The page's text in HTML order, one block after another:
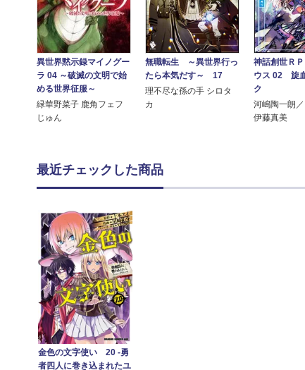
異世界黙示録マイノグー
ラ 04 ～破滅の文明で始
める世界征服～
緑華野菜子 鹿角フェフ
じゅん
無職転生 ～異世界行っ
たら本気だす～ 17
理不尽な孫の手 シロタ
カ
神話創世Ｒ
ウス 02 旋
ク
河嶋陶一朗
伊藤真美
最近チェックした商品
金色の文字使い 20 ‐勇
者四人に巻き込まれたユ